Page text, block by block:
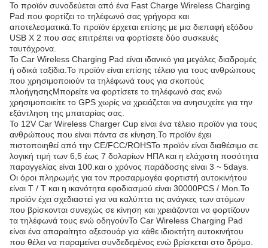
Το προϊόν συνοδεύεται από ένα Fast Charge Wireless Charging
Pad που φορτίζει το τηλέφωνό σας γρήγορα και
αποτελεσματικά.Το προϊόν έρχεται επίσης με μια διεπαφή εξόδου
USB X 2 που σας επιτρέπει να φορτίσετε δύο συσκευές
ταυτόχρονα.
Το Car Wireless Charging Pad είναι ιδανικό για μεγάλες διαδρομές
ή οδικά ταξίδια.Το προϊόν είναι επίσης τέλειο για τους ανθρώπους
που χρησιμοποιούν τα τηλέφωνά τους για σκοπούς
πλοήγησηςΜπορείτε να φορτίσετε το τηλέφωνό σας ενώ
χρησιμοποιείτε το GPS χωρίς να χρειάζεται να ανησυχείτε για την
εξάντληση της μπαταρίας σας.
Το 12V Car Wireless Charger Cup είναι ένα τέλειο προϊόν για τους
ανθρώπους που είναι πάντα σε κίνηση.Το προϊόν έχει
πιστοποιηθεί από την CE/FCC/ROHSΤο προϊόν είναι διαθέσιμο σε
λογική τιμή των 6,5 έως 7 δολαρίων ΗΠΑ και η ελάχιστη ποσότητα
παραγγελίας είναι 100.και ο χρόνος παράδοσης είναι 3 ~ 5days.
Οι όροι πληρωμής για τον προσαρμογέα φορτιστή αυτοκινήτου
είναι T / T και η ικανότητα εφοδιασμού είναι 30000PCS / Mon.Το
προϊόν έχει σχεδιαστεί για να καλύπτει τις ανάγκες των ατόμων
που βρίσκονται συνεχώς σε κίνηση και χρειάζονται να φορτίζουν
τα τηλέφωνά τους ενώ οδηγούνΤο Car Wireless Charging Pad
είναι ένα απαραίτητο αξεσουάρ για κάθε ιδιοκτήτη αυτοκινήτου
που θέλει να παραμείνει συνδεδεμένος ενώ βρίσκεται στο δρόμο.